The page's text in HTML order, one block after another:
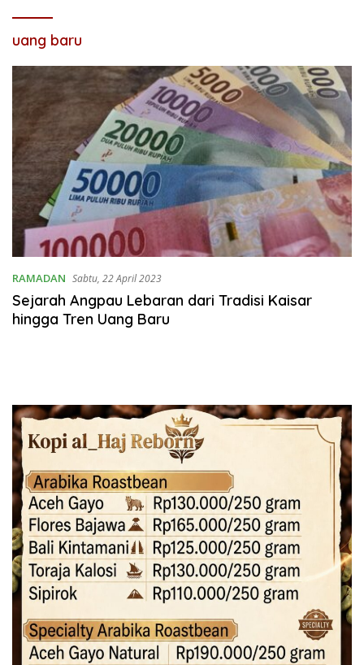
uang baru
RAMADAN Sabtu, 22 April 2023
Sejarah Angpau Lebaran dari Tradisi Kaisar
hingga Tren Uang Baru